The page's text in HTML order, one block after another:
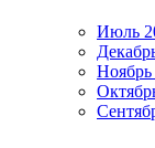
Июль
Ноябрь